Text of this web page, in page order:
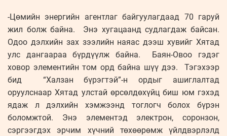
-Цөмийн энергийн агентлаг байгуулагдаад 70 гаруй
жил болж байна. Энэ хугацаанд судлагдаж байсан.
Одоо дэлхийн зах зээлийн наяас дээш хувийг Хятад
улс дангаараа бүрдүүлж байна. Баян-Овоо гэдэг
ховор элементийн том орд байна шүү дээ. Тэгэхээр
бид “Халзан бүрэгтэй”-н ордыг ашиглалтад
оруулснаар Хятад улстай өрсөлдөхүйц биш юм гэхэд
ядаж л дэлхийн хэмжээнд тоглогч болох бүрэн
боломжтой. Энэ элементэд электрон, соронзон,
сэргээгдэх эрчим хүчний төхөөрөмж үйлдвэрлэлд